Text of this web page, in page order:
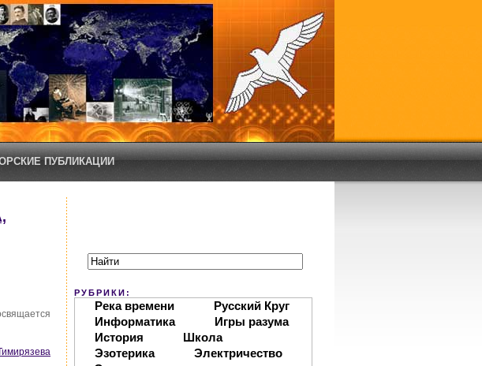
ПУБЛИКАЦИИ
РУБРИКИ:
Река времени
Русский Круг
Информатика
Игры разума
История
Школа
Эзотерика
Электричество